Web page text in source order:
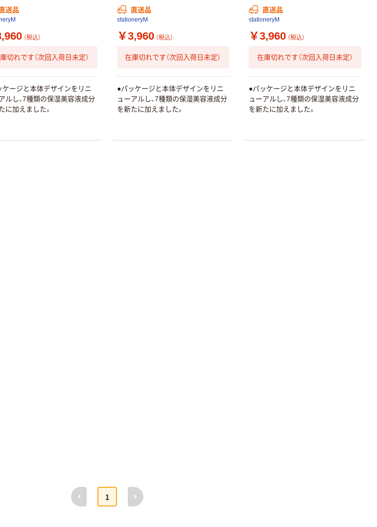
送品
（税込）
切れです（次回入荷日未定）
ケージと本体デザインをリニ
ルし、7種類の保湿美容液成分
に加えました。
直送品
stationeryM
￥3,960 （税込）
在庫切れです（次回入荷日未定）
●パッケージと本体デザインをリニ
ューアルし、7種類の保湿美容液成分
を新たに加えました。
直送品
stationeryM
￥3,960 （税込）
在庫切れです（次回入荷日未定）
●パッケージと本体デザインをリニ
ューアルし、7種類の保湿美容液成分
を新たに加えました。
前へ
1
次へ
トリー 天然
ペットボ
（税込）
PEFC認証
【アスクル限定】
ト ニトリルグ
ー 粉なし（パ
ウダーフリー）
オリジナル
アスクル 検査用
本気プライス
ティッシュペー
150組 5箱入 ア
コンパクト ビ
ビッド PEFC認
証
本気プライス
ペーパータオル
FSC認証 シング
￥149~